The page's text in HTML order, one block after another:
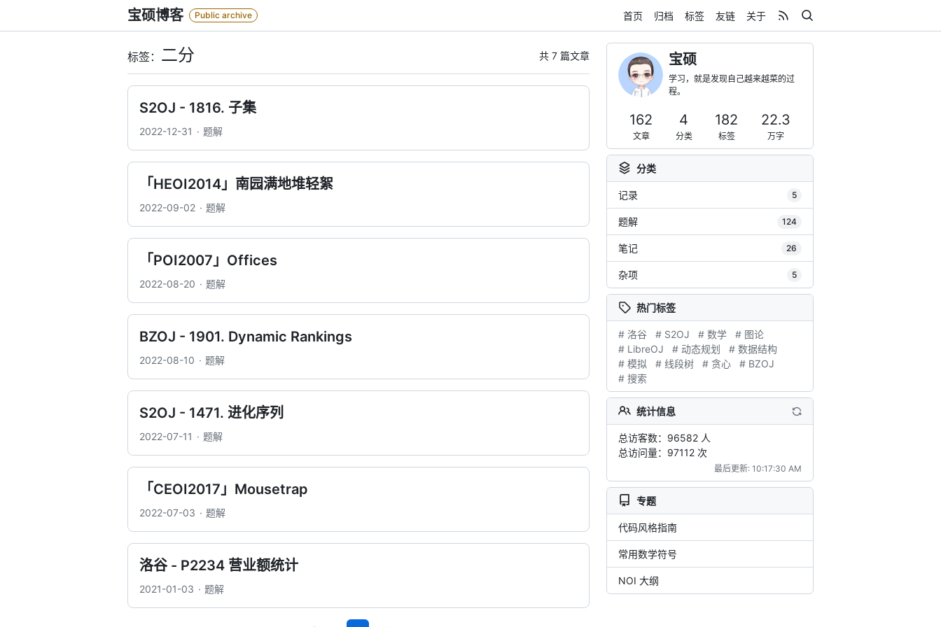
content
宝硕博客 Public archive 首页 归档 标签 友链 关于
标签： 二分 共 7 篇文章
S2OJ - 1816. 子集
2022-12-31 题解
「HEOI2014」南园满地堆轻絮
2022-09-02 题解
「POI2007」Offices
2022-08-20 题解
BZOJ - 1901. Dynamic Rankings
2022-08-10 题解
S2OJ - 1471. 进化序列
2022-07-11 题解
「CEOI2017」Mousetrap
2022-07-03 题解
洛谷 - P2234 营业额统计
2021-01-03 题解
宝硕
学习，就是发现自己越来越菜的过
程。
162
文章
4
分类
182
标签
22.3
万字
分类
记录 5
题解 124
笔记 26
杂项 5
热门标签
# 洛谷 # S2OJ # 数学
# 图论
# LibreOJ
# 动态规划
# 数据结构
# 模拟
# 线段树 # 贪心
# BZOJ
# 搜索
统计信息
总访客数：96582 人
总访问量：97112 次
最后更新: 10:17:30 AM
专题
代码风格指南
常用数学符号
NOI 大纲